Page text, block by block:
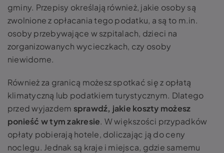
gminy. Przepisy określają również, jakie osoby są
zwolnione z opłacania tego podatku, a są to m.in.
osoby przebywające w szpitalach, dzieci na
zorganizowanych wycieczkach, czy osoby
niewidome.
Również za granicą możesz spotkać się z opłatą
klimatyczną lub podatkiem turystycznym. Dlatego
przed wyjazdem sprawdź, jakie koszty możesz
ponieść w tym zakresie. W większości przypadków
opłaty pobierają hotele, doliczając ją do ceny
noclegu. Jednak są kraje i miejsca, gdzie samemu